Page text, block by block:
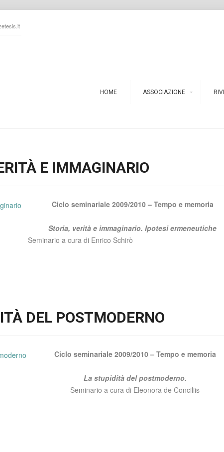
HOME ASSOCIAZIONE
E IMMAGINARIO
Ciclo seminariale 2009/2010 – Tempo e memoria
Storia, verità e immaginario. Ipotesi ermeneutiche
Seminario a cura di Enrico Schirò
DEL POSTMODERNO
Ciclo seminariale 2009/2010 – Tempo e memoria
La stupidità del postmoderno.
Seminario a cura di Eleonora de Conciliis